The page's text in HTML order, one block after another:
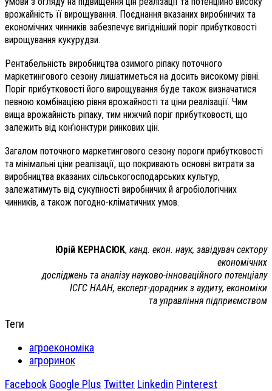
врожайність її вирощування. Поєднання вказаних виробничих та
економічних чинників забезпечує вигідніший поріг прибутковості
вирощування кукурудзи.
Рентабельність виробництва озимого ріпаку поточного
маркетингового сезону лишатиметься на досить високому рівні.
Поріг прибутковості його вирощування буде також визначатися
певною комбінацією рівня врожайності та ціни реалізації. Чим
вища врожайність ріпаку, тим нижчий поріг прибутковості, що
залежить від кон’юнктури ринкових цін.
Загалом поточного маркетингового сезону пороги прибутковості
та мінімальні ціни реалізації, що покривають основні витрати за
виробництва вказаних сільськогосподарських культур,
залежатимуть від сукупності виробничих й агробіологічних
чинників, а також погодно-кліматичних умов.
Юрій КЕРНАСЮК, канд. екон. наук, завідувач сектору
економічних
досліджень та аналізу науково-інноваційного потенціалу
ІСГС НААН, експерт-дорадник з аудиту, економіки
та управління підприємством
Теги
агроекономіка
агроринок
Facebook Google Plus Twitter Linkedin Pinterest